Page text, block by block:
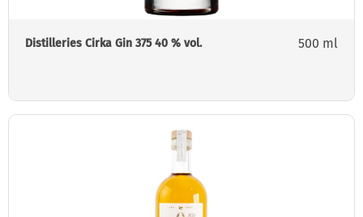
Distilleries Cirka Gin 375 40 % vol. 500 ml